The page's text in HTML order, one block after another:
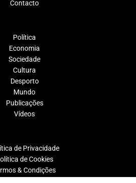
Contacto
Política
Economia
Sociedade
Cultura
Desporto
Mundo
Publicações
Vídeos
de Privacidade
de Cookies
& Condições